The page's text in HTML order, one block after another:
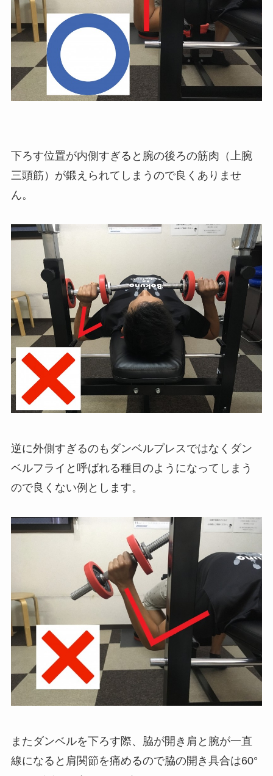
下ろす位置が内側すぎると腕の後ろの筋肉（上腕
三頭筋）が鍛えられてしまうので良くありませ
ん。
逆に外側すぎるのもダンベルプレスではなくダン
ベルフライと呼ばれる種目のようになってしまう
ので良くない例とします。
またダンベルを下ろす際、脇が開き肩と腕が一直
線になると肩関節を痛めるので脇の開き具合は60°